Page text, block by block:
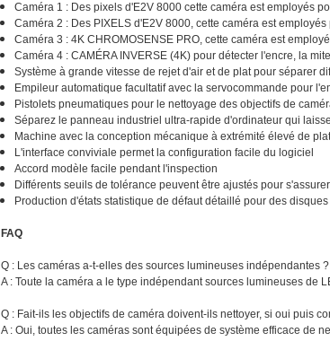
Caméra 1 : Des pixels d'E2V 8000 cette caméra est employés
Caméra 2 : Des PIXELS d'E2V 8000, cette caméra est
Caméra 3 : 4K CHROMOSENSE PRO, cette caméra est
Caméra 4 : CAMÉRA INVERSE (4K) pour détecter l'encre, la
Système à grande vitesse de rejet d'air et de plat pour séparer
Empileur automatique facultatif avec la servocommande pour
Pistolets pneumatiques pour le nettoyage des objectifs de
Séparez le panneau industriel ultra-rapide d'ordinateur qui
Machine avec la conception mécanique à extrémité élevé de
L'interface conviviale permet la configuration facile du logiciel
Accord modèle facile pendant l'inspection
Différents seuils de tolérance peuvent être ajustés pour
Production d'états statistique de défaut détaillé pour des
FAQ
Q : Les caméras a-t-elles des sources lumineuses indépendantes
A : Toute la caméra a le type indépendant sources lumineuses de
Q : Fait-ils les objectifs de caméra doivent-ils nettoyer, si oui puis
A : Oui, toutes les caméras sont équipées de système efficace de